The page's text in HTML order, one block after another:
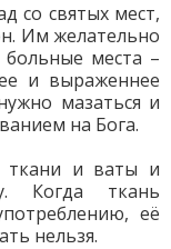
со святых мест,
Им желательно
места –
и выраженнее
мазаться и
на Бога.
ткани и ваты и
Когда ткань
её
нельзя.